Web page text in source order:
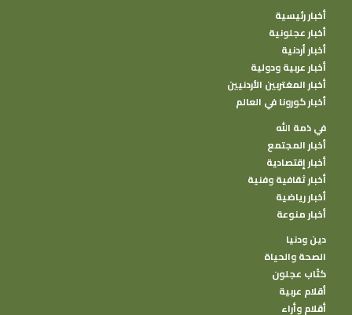
أخبار رئيسية
أخبار عجلونية
أخبار أردنية
أخبار عربية ودولية
أخبار المغتربين الأردنيين
أخبار كورونا في العالم
في ذمة الله
أخبار المجتمع
أخبار إقتصادية
أخبار ثقافية وفنية
أخبار رياضية
أخبار منوعة
دين ودنيا
الصحة والحياة
كتًاب عجلون
أقلام عربية
أقلام وأراء